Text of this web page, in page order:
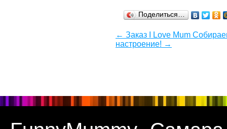
Поделиться…
← Заказ I Love Mum
настроение! →